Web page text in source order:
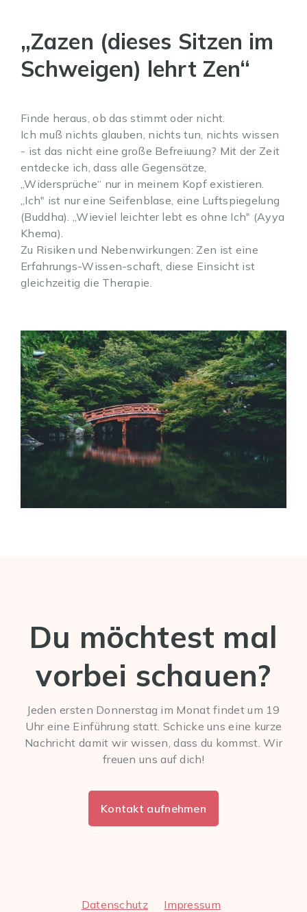
„Zazen (dieses Sitzen im
Schweigen) lehrt Zen“
Finde heraus, ob das stimmt oder nicht.
Ich muß nichts glauben, nichts tun, nichts wissen
- ist das nicht eine große Befreiuung? Mit der Zeit
entdecke ich, dass alle Gegensätze,
„Widersprüche“ nur in meinem Kopf existieren.
„Ich" ist nur eine Seifenblase, eine Luftspiegelung
(Buddha). „Wieviel leichter lebt es ohne Ich" (Ayya
Khema).
Zu Risiken und Nebenwirkungen: Zen ist eine
Erfahrungs-Wissen-schaft, diese Einsicht ist
gleichzeitig die Therapie.
Du möchtest mal
vorbei schauen?
Jeden ersten Donnerstag im Monat findet um 19
Uhr eine Einführung statt. Schicke uns eine kurze
Nachricht damit wir wissen, dass du kommst. Wir
freuen uns auf dich!
Kontakt aufnehmen
Datenschutz Impressum